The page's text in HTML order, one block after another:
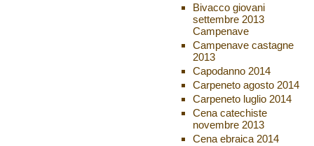
Bivacco giovani
settembre 2013
Campenave
Campenave castagne
2013
Capodanno 2014
Carpeneto agosto 2014
Carpeneto luglio 2014
Cena catechiste
novembre 2013
Cena ebraica 2014